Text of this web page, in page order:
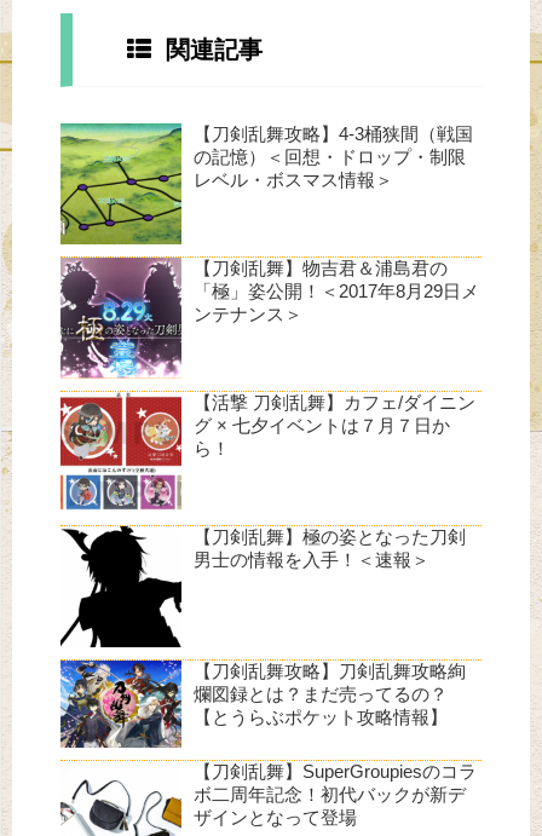
関連記事
【刀剣乱舞攻略】4-3桶狭間（戦国
の記憶）＜回想・ドロップ・制限
レベル・ボスマス情報＞
【刀剣乱舞】物吉君＆浦島君の
「極」姿公開！＜2017年8月29日メ
ンテナンス＞
【活撃 刀剣乱舞】カフェ/ダイニン
グ × 七夕イベントは７月７日か
ら！
【刀剣乱舞】極の姿となった刀剣
男士の情報を入手！＜速報＞
【刀剣乱舞攻略】刀剣乱舞攻略絢
爛図録とは？まだ売ってるの？
【とうらぶポケット攻略情報】
【刀剣乱舞】SuperGroupiesのコラ
ボ二周年記念！初代バックが新デ
ザインとなって登場